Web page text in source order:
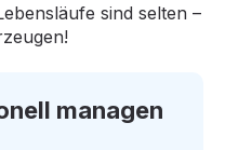
sind selten –
managen